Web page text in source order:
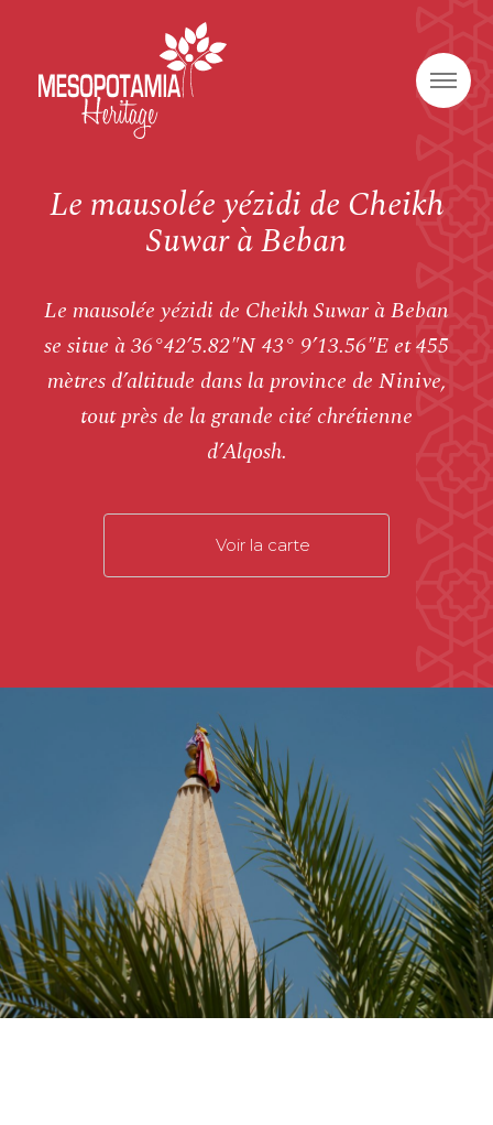
Le mausolée yézidi de Cheikh
Suwar à Beban
Le mausolée yézidi de Cheikh Suwar à Beban
se situe à 36°42’5.82″N 43° 9’13.56″E et 455
mètres d’altitude dans la province de Ninive,
tout près de la grande cité chrétienne
d’Alqosh.
Voir la carte